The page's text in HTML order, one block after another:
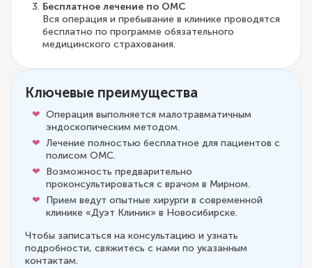
Бесплатное лечение по ОМС
Вся операция и пребывание в клинике проводятся
бесплатно по программе обязательного
медицинского страхования.
Ключевые преимущества
Операция выполняется малотравматичным
эндоскопическим методом.
Лечение полностью бесплатное для пациентов с
полисом ОМС.
Возможность предварительно
проконсультироваться с врачом в Мирном.
Прием ведут опытные хирурги в современной
клинике «Дуэт Клиник» в Новосибирске.
Чтобы записаться на консультацию и узнать
подробности, свяжитесь с нами по указанным
контактам.